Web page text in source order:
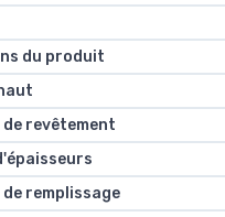
du produit
revêtement
remplissage